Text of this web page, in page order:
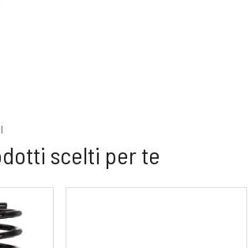
scelti per te